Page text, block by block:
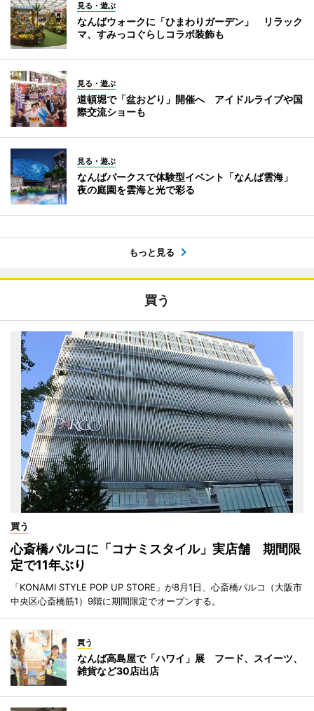
見る・遊ぶ
なんばウォークに「ひまわりガーデン」 リラック
マ、すみっコぐらしコラボ装飾も
見る・遊ぶ
道頓堀で「盆おどり」開催へ アイドルライブや国
際交流ショーも
見る・遊ぶ
なんばパークスで体験型イベント「なんば雲海」
夜の庭園を雲海と光で彩る
もっと見る
買う
買う
心斎橋パルコに「コナミスタイル」実店舗 期間限
定で11年ぶり
「KONAMI STYLE POP UP STORE」が8月1日、心斎橋パルコ（大阪市
中央区心斎橋筋1）9階に期間限定でオープンする。
買う
なんば高島屋で「ハワイ」展 フード、スイーツ、
雑貨など30店出店